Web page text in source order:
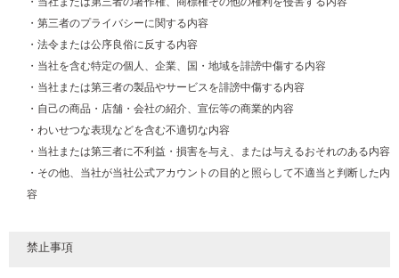
・第三者のプライバシーに関する内容
・法令または公序良俗に反する内容
・当社を含む特定の個人、企業、国・地域を誹謗中傷する内容
・当社または第三者の製品やサービスを誹謗中傷する内容
・自己の商品・店舗・会社の紹介、宣伝等の商業的内容
・わいせつな表現などを含む不適切な内容
・当社または第三者に不利益・損害を与え、または与えるおそれのある内容
・その他、当社が当社公式アカウントの目的と照らして不適当と判断した内
容
禁止事項